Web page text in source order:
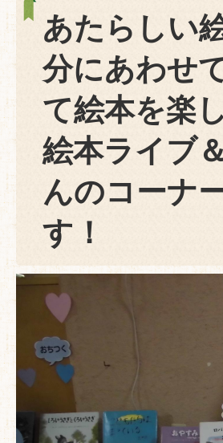
あたらしい
分にあわせ
て絵本を楽
絵本ライブ
んのコーナ
す！